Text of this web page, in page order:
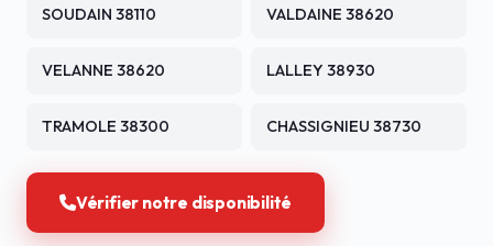
SOUDAIN 38110
VALDAINE 38620
VELANNE 38620 LALLEY 38930
TRAMOLE 38300 CHASSIGNIEU 38730
Vérifier notre disponibilité